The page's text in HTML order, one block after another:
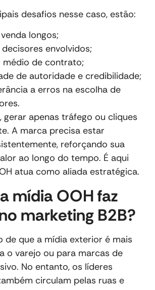
desafios nesse caso, estão:
longos;
envolvidos;
médio de contrato;
de autoridade e credibilidade;
a erros na escolha de
gerar apenas tráfego ou cliques
A marca precisa estar
reforçando sua
ao longo do tempo. É aqui
atua como aliada estratégica.
mídia OOH faz
marketing B2B?
de que a mídia exterior é mais
o varejo ou para marcas de
No entanto, os líderes
circulam pelas ruas e